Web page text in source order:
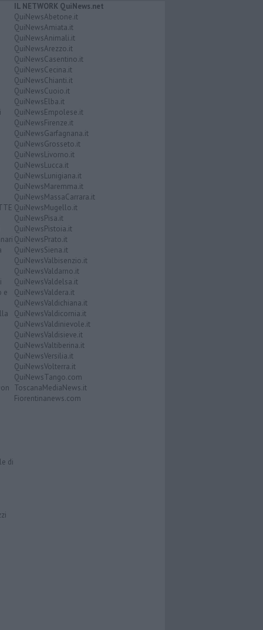
e
di
IL NETWORK QuiNews.net
QuiNewsAbetone.it
QuiNewsAmiata.it
QuiNewsAnimali.it
QuiNewsArezzo.it
QuiNewsCasentino.it
QuiNewsCecina.it
QuiNewsChianti.it
QuiNewsCuoio.it
QuiNewsElba.it
QuiNewsEmpolese.it
QuiNewsFirenze.it
QuiNewsGarfagnana.it
QuiNewsGrosseto.it
QuiNewsLivorno.it
QuiNewsLucca.it
QuiNewsLunigiana.it
QuiNewsMaremma.it
QuiNewsMassaCarrara.it
QuiNewsMugello.it
QuiNewsPisa.it
QuiNewsPistoia.it
QuiNewsPrato.it
QuiNewsSiena.it
QuiNewsValbisenzio.it
QuiNewsValdarno.it
QuiNewsValdelsa.it
QuiNewsValdera.it
QuiNewsValdichiana.it
QuiNewsValdicornia.it
QuiNewsValdinievole.it
QuiNewsValdisieve.it
QuiNewsValtiberina.it
QuiNewsVersilia.it
QuiNewsVolterra.it
QuiNewsTango.com
ToscanaMediaNews.it
Fiorentinanews.com